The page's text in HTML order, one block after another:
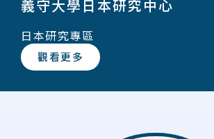
義守大學日本研究中心
日本研究專區
觀看更多